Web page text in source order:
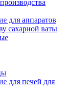
для аппаратов
сахарной ваты
для печей для